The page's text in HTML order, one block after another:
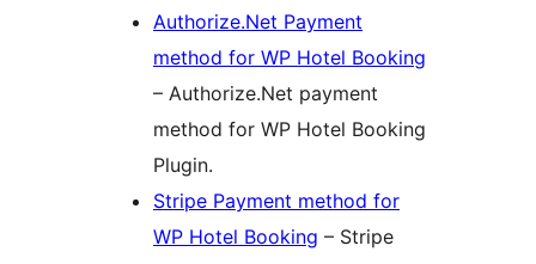
Authorize.Net Payment
method for WP Hotel Booking
– Authorize.Net payment
method for WP Hotel Booking
Plugin.
Stripe Payment method for
WP Hotel Booking – Stripe